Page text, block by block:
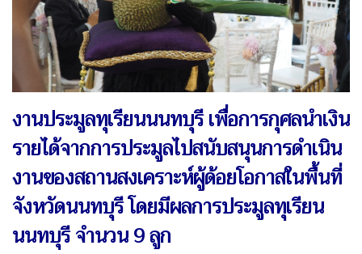
งานประมูลทุเรียนนนทบุรี เพื่อการกุศลนำเงิน
รายได้จากการประมูลไปสนับสนุนการดำเนิน
งานของสถานสงเคราะห์ผู้ด้อยโอกาสในพื้นที่
จังหวัดนนทบุรี โดยมีผลการประมูลทุเรียน
นนทบุรี จำนวน 9 ลูก